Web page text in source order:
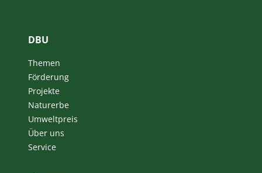
DBU
Themen
Förderung
Projekte
Naturerbe
Umweltpreis
Über uns
Service